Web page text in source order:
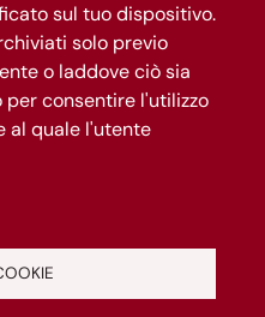
sul tuo dispositivo.
solo previo
o laddove ciò sia
consentire l'utilizzo
al quale l'utente